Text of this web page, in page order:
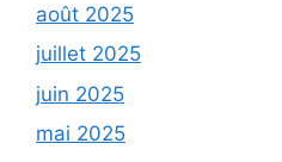
août 2025
juillet 2025
juin 2025
mai 2025